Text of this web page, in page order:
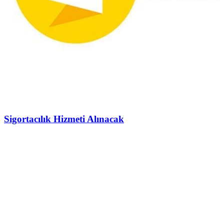
Sigortacılık Hizmeti Alınacak